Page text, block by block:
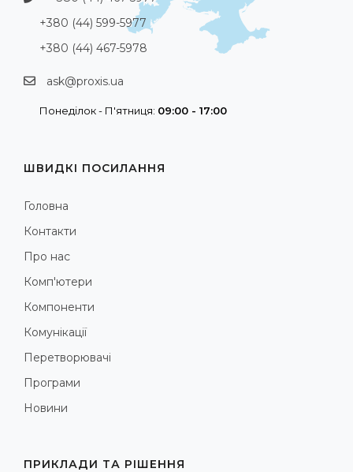
+380 (44) 599-5977
+380 (44) 467-5978
ask@proxis.ua
Понеділок - П'ятниця: 09:00 - 17:00
ШВИДКІ ПОСИЛАННЯ
Головна
Контакти
Про нас
Комп'ютери
Компоненти
Комунікації
Перетворювачі
Програми
Новини
ПРИКЛАДИ ТА РІШЕННЯ